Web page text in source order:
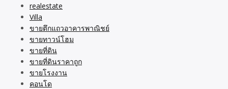
realestate
Villa
ขายตึกแถวอาคารพาณิชย์
ขายทาวน์โฮม
ขายที่ดิน
ขายที่ดินราคาถูก
ขายโรงงาน
คอนโด